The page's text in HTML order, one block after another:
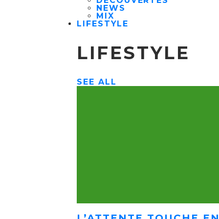
NEWS
MIX
LIFESTYLE
LIFESTYLE
SEE ALL